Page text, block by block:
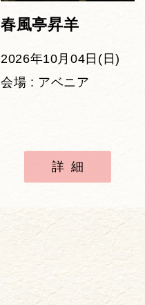
春風亭昇羊
2026年10月04日(日)
会場 : アベニア
詳細